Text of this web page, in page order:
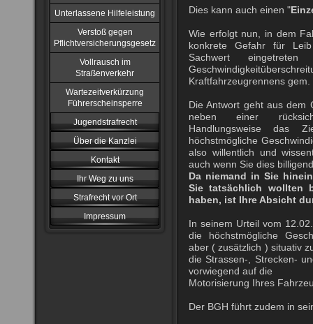
Unterlassene Hilfeleistung
Verstoß gegen
Pflichtversicherungsgesetz
Vollrausch im
Straßenverkehr
Wartezeitverkürzung
Führerscheinsperre
Jugendstrafrecht
Über die Kanzlei
Kontakt
Ihr Weg zu uns
Strafrecht vor Ort
Impressum
Dies kann auch einen "
Wie erfolgt nun, in dem
konkrete Gefahr für
Sachwert
Kraftfahrzeugrennens
Die Antwort geht aus dem
neben einer
Handlungsweise das
höchstmögliche
also willentlich und
auch wenn Sie dies
Da niemand in Sie
Sie tatsächlich wollten
haben, ist Ihre Absicht
In seinem Urteil vom
die höchstmögliche
aber ( zusätzlich ) situativ
die Strassen-, Strecken-
vorwiegend auf die
Motorisierung Ihres
Der BGH führt zudem in